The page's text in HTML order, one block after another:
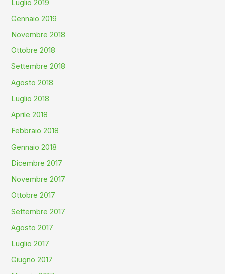
Luglio 2019
Gennaio 2019
Novembre 2018
Ottobre 2018
Settembre 2018
Agosto 2018
Luglio 2018
Aprile 2018
Febbraio 2018
Gennaio 2018
Dicembre 2017
Novembre 2017
Ottobre 2017
Settembre 2017
Agosto 2017
Luglio 2017
Giugno 2017